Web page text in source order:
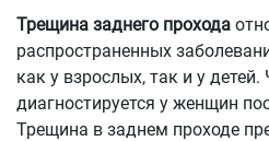
Трещина заднего прохода
распространенных
как у взрослых, так и у
диагностируется у женщин
Трещина в заднем проходе